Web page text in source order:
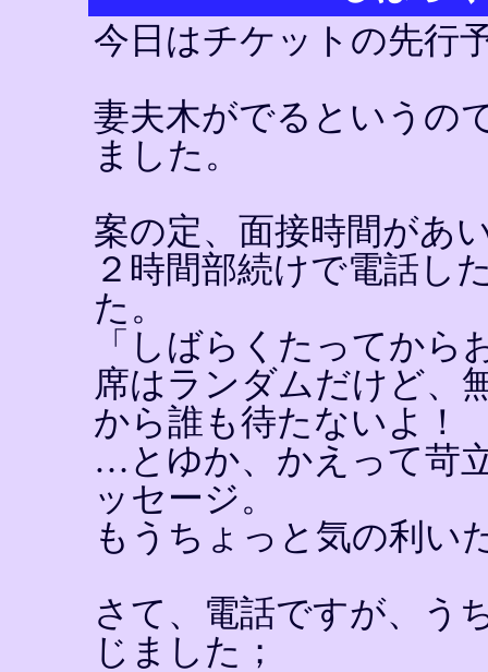
今日はチケットの先行
妻夫木がでるというの
ました。
案の定、面接時間があ
２時間部続けで電話し
た。
「しばらくたってから
席はランダムだけど、
から誰も待たないよ！
…とゆか、かえって苛
ッセージ。
もうちょっと気の利い
さて、電話ですが、う
じました；